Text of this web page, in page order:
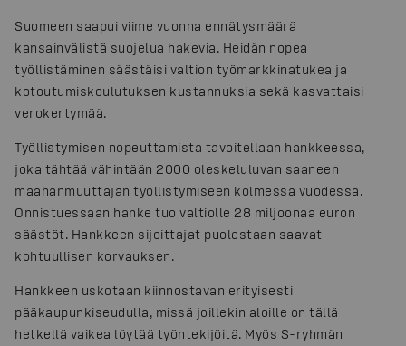
Suomeen saapui viime vuonna ennätysmäärä
kansainvälistä suojelua hakevia. Heidän nopea
työllistäminen säästäisi valtion työmarkkinatukea ja
kotoutumiskoulutuksen kustannuksia sekä kasvattaisi
verokertymää.
Työllistymisen nopeuttamista tavoitellaan hankkeessa,
joka tähtää vähintään 2000 oleskeluluvan saaneen
maahanmuuttajan työllistymiseen kolmessa vuodessa.
Onnistuessaan hanke tuo valtiolle 28 miljoonaa euron
säästöt. Hankkeen sijoittajat puolestaan saavat
kohtuullisen korvauksen.
Hankkeen uskotaan kiinnostavan erityisesti
pääkaupunkiseudulla, missä joillekin aloille on tällä
hetkellä vaikea löytää työntekijöitä. Myös S-ryhmän